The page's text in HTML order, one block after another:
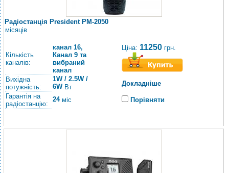
Радіостанція President PM-2050
місяців
Кількість
каналів:
канал 16,
Канал 9 та
вибраний
канал
Вихідна
потужність:
1W / 2.5W /
6W Вт
Гарантія на
радіостанцію:
24міс
Ціна: 11250 грн.
Докладніше
Порівняти